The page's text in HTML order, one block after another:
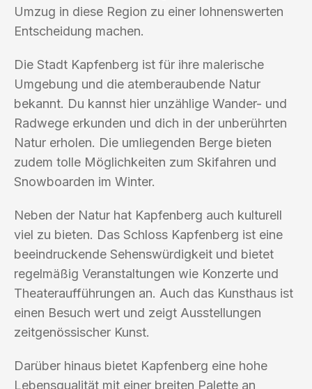
Umzug in diese Region zu einer lohnenswerten
Entscheidung machen.
Die Stadt Kapfenberg ist für ihre malerische
Umgebung und die atemberaubende Natur
bekannt. Du kannst hier unzählige Wander- und
Radwege erkunden und dich in der unberührten
Natur erholen. Die umliegenden Berge bieten
zudem tolle Möglichkeiten zum Skifahren und
Snowboarden im Winter.
Neben der Natur hat Kapfenberg auch kulturell
viel zu bieten. Das Schloss Kapfenberg ist eine
beeindruckende Sehenswürdigkeit und bietet
regelmäßig Veranstaltungen wie Konzerte und
Theateraufführungen an. Auch das Kunsthaus ist
einen Besuch wert und zeigt Ausstellungen
zeitgenössischer Kunst.
Darüber hinaus bietet Kapfenberg eine hohe
Lebensqualität mit einer breiten Palette an